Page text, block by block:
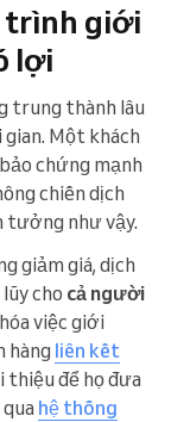
trình giới
lợi
trung thành lâu
Một khách
chứng mạnh
chiến dịch
tưởng như vậy.
giảm giá, dịch
cho cả người
việc giới
hàng liên kết
thiệu để họ đưa
hệ thống